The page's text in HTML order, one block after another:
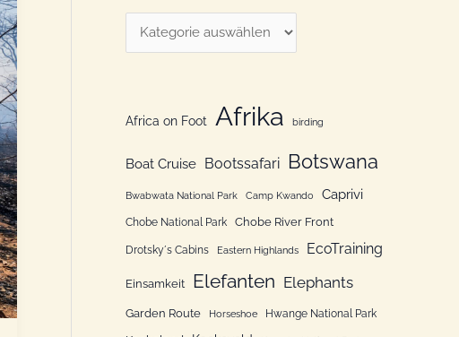
e
c
a
o
Africa on Foot Afrika birding
Boat Cruise Bootssafari Botswana
Bwabwata National Park Camp Kwando Caprivi
Chobe National Park Chobe River Front
Drotsky´s Cabins Eastern Highlands EcoTraining
Einsamkeit Elefanten Elephants
Garden Route Horseshoe Hwange National Park